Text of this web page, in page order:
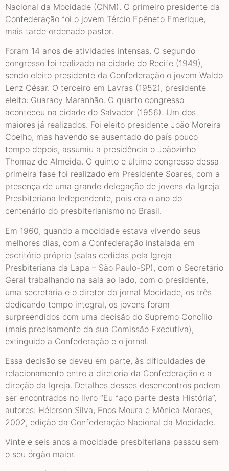
Nacional da Mocidade (CNM). O primeiro presidente da
Confederação foi o jovem Tércio Epêneto Emerique,
mais tarde ordenado pastor.
Foram 14 anos de atividades intensas. O segundo
congresso foi realizado na cidade do Recife (1949),
sendo eleito presidente da Confederação o jovem Waldo
Lenz César. O terceiro em Lavras (1952), presidente
eleito: Guaracy Maranhão. O quarto congresso
aconteceu na cidade do Salvador (1956). Um dos
maiores já realizados. Foi eleito presidente João Moreira
Coelho, mas havendo se ausentado do país pouco
tempo depois, assumiu a presidência o Joãozinho
Thomaz de Almeida. O quinto e último congresso dessa
primeira fase foi realizado em Presidente Soares, com a
presença de uma grande delegação de jovens da Igreja
Presbiteriana Independente, pois era o ano do
centenário do presbiterianismo no Brasil.
Em 1960, quando a mocidade estava vivendo seus
melhores dias, com a Confederação instalada em
escritório próprio (salas cedidas pela Igreja
Presbiteriana da Lapa – São Paulo-SP), com o Secretário
Geral trabalhando na sala ao lado, com o presidente,
uma secretária e o diretor do jornal Mocidade, os três
dedicando tempo integral, os jovens foram
surpreendidos com uma decisão do Supremo Concílio
(mais precisamente da sua Comissão Executiva),
extinguido a Confederação e o jornal.
Essa decisão se deveu em parte, às dificuldades de
relacionamento entre a diretoria da Confederação e a
direção da Igreja. Detalhes desses desencontros podem
ser encontrados no livro “Eu faço parte desta História”,
autores: Hélerson Silva, Enos Moura e Mônica Moraes,
2002, edição da Confederação Nacional da Mocidade.
Vinte e seis anos a mocidade presbiteriana passou sem
o seu órgão maior.